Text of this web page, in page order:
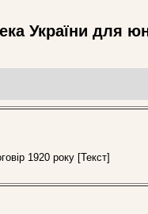
України для
1920 року [Текст]